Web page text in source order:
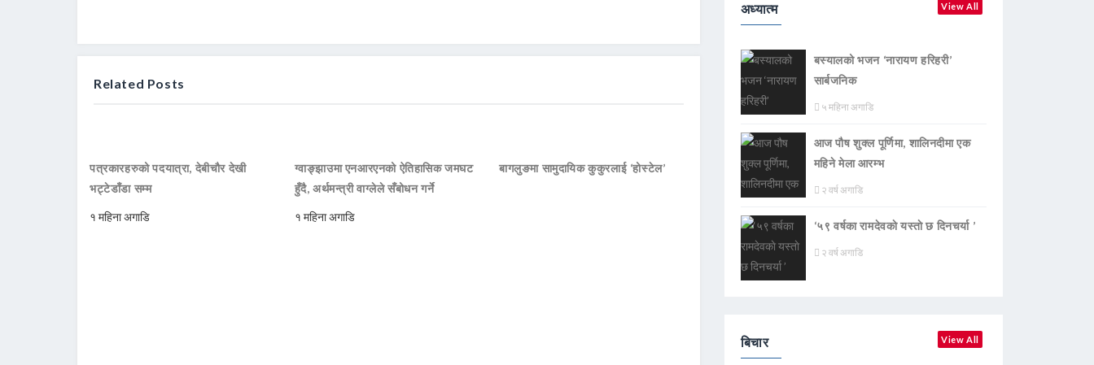
Related Posts
पत्रकारहरुको पदयात्रा, देबीचौर देखी
भट्टेडाँडा सम्म
१ महिना अगाडि
ग्वाङ्झाउमा एनआरएनको ऐतिहासिक जमघट
हुँदै, अर्थमन्त्री वाग्लेले सँबोधन गर्ने
१ महिना अगाडि
बागलुङमा सामुदायिक कुकुरलाई ‘होस्टेल’
अध्यात्म View All
बस्यालको भजन ‘नारायण हरिहरी’
सार्बजनिक
५ महिना अगाडि
आज पौष शुक्ल पूर्णिमा, शालिनदीमा एक
महिने मेला आरम्भ
२ वर्ष अगाडि
‘५९ वर्षका रामदेवकाे यस्ताे छ दिनचर्या ’
२ वर्ष अगाडि
बिचार View All